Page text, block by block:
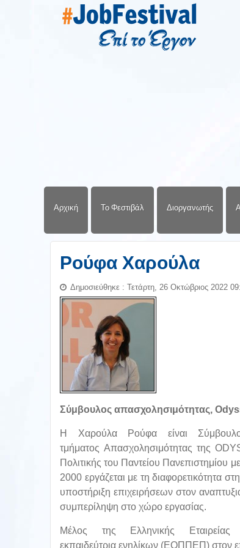
Αρχική Το Φεστιβάλ Διοργανωτής
Ρούφα Χαρούλα
Δημοσιεύθηκε : Τετάρτη, 26 Οκτώβριος 2022
Σύμβουλος απασχολησιμότητας,
Η Χαρούλα Ρούφα είναι Σύμβουλος
τμήματος Απασχολησιμότητας της
Πολιτικής του Παντείου Πανεπιστημίου
2000 εργάζεται με τη διαφορετικότητα
υποστήριξη επιχειρήσεων στον
συμπερίληψη στο χώρο εργασίας.
Μέλος της Ελληνικής Εταιρείας
εκπαιδεύτρια ενηλίκων (ΕΟΠΠΕΠ) στον